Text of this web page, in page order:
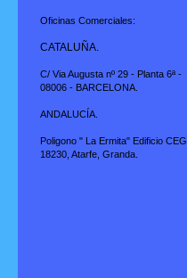
Oficinas Comerciales:
CATALUÑA.
C/ Via Augusta nº 29 - Planta 6ª -
08006 - BARCELONA.
ANDALUCÍA.
Poligono " La Ermita" Edificio CEG.
18230, Atarfe, Granda.